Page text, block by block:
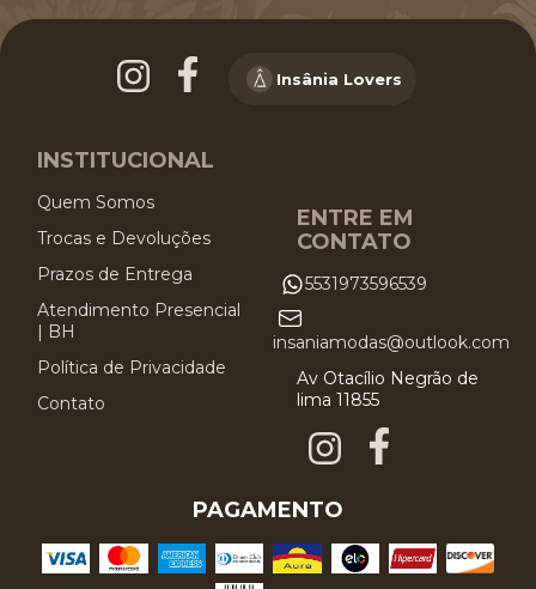
Insânia Lovers
INSTITUCIONAL
Quem Somos
Trocas e Devoluções
Prazos de Entrega
Atendimento Presencial
| BH
Política de Privacidade
Contato
ENTRE EM
CONTATO
5531973596539
insaniamodas@outlook.com
Av Otacílio Negrão de
lima 11855
PAGAMENTO